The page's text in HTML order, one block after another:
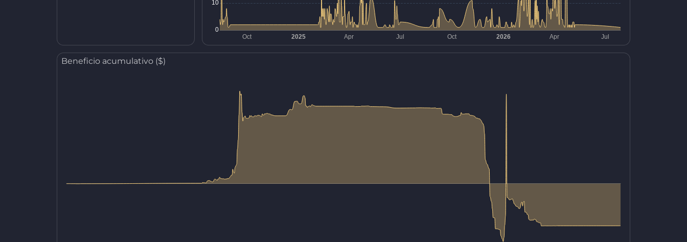
Beneficio acumulativo ($)